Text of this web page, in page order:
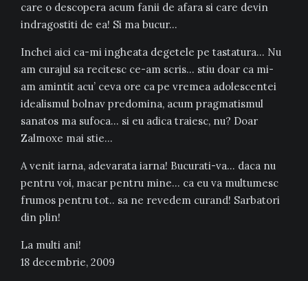
care o descopera acum fanii de afara si care devin
indragostiti de ea! Si ma bucur…
Inchei aici ca-mi ingheata degetele pe tastatura… Nu
am curajul sa recitesc ce-am scris… stiu doar ca mi-
am amintit acu’ ceva ore ca pe vremea adolescentei
idealismul bolnav predomina, acum pragmatismul
sanatos ma sufoca… si eu adica traiesc, nu? Doar
Zalmoxe mai stie…
A venit iarna, adevarata iarna! Bucurati-va… daca nu
pentru voi, macar pentru mine… ca eu va multumesc
frumos pentru tot.. sa ne revedem curand! Sarbatori
din plin!
La multi ani!
18 decembrie, 2009